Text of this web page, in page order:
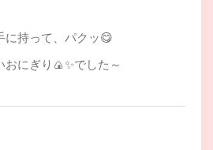
持って、パクッ😋
にぎり🍙✨でした～